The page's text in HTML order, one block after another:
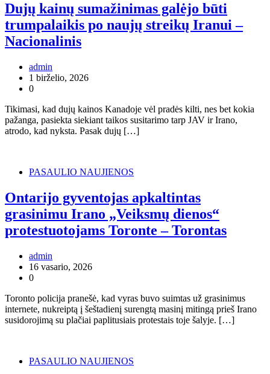
Dujų kainų sumažinimas galėjo būti
trumpalaikis po naujų streikų Iranui –
Nacionalinis
admin
1 birželio, 2026
0
Tikimasi, kad dujų kainos Kanadoje vėl pradės kilti, nes bet kokia
pažanga, pasiekta siekiant taikos susitarimo tarp JAV ir Irano,
atrodo, kad nyksta. Pasak dujų […]
PASAULIO NAUJIENOS
Ontarijo gyventojas apkaltintas
grasinimu Irano „Veiksmų dienos“
protestuotojams Toronte – Torontas
admin
16 vasario, 2026
0
Toronto policija pranešė, kad vyras buvo suimtas už grasinimus
internete, nukreiptą į šeštadienį surengtą masinį mitingą prieš Irano
susidorojimą su plačiai paplitusiais protestais toje šalyje. […]
PASAULIO NAUJIENOS